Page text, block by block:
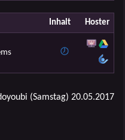
Inhalt Hoster
(Samstag) 20.05.2017